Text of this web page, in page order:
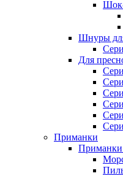
Шнуры
Для
Приманки
Приманки